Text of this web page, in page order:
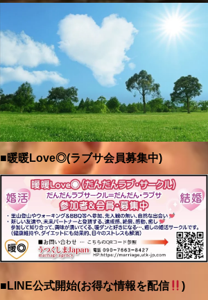
■暖暖Love◎(ラブサ会員募集中)
■LINE公式開始(お得な情報を配信 )